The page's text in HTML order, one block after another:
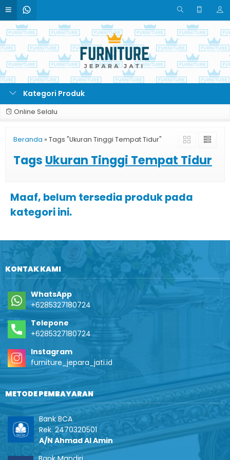
Kategori Produk
Online Selalu
Beranda » Tags "Ukuran Tinggi Tempat Tidur"
Tags Ukuran Tinggi Tempat Tidur
Maaf, belum tersedia produk pada
kategori ini.
KONTAK KAMI
WhatsApp
+6285327180724
Telepone
+6285327180724
Instagram
furniture_jepara_jati.id
METODE PEMBAYARAN
Bank BCA
Rek. 2470320501
A/N Ahmad Al Amin